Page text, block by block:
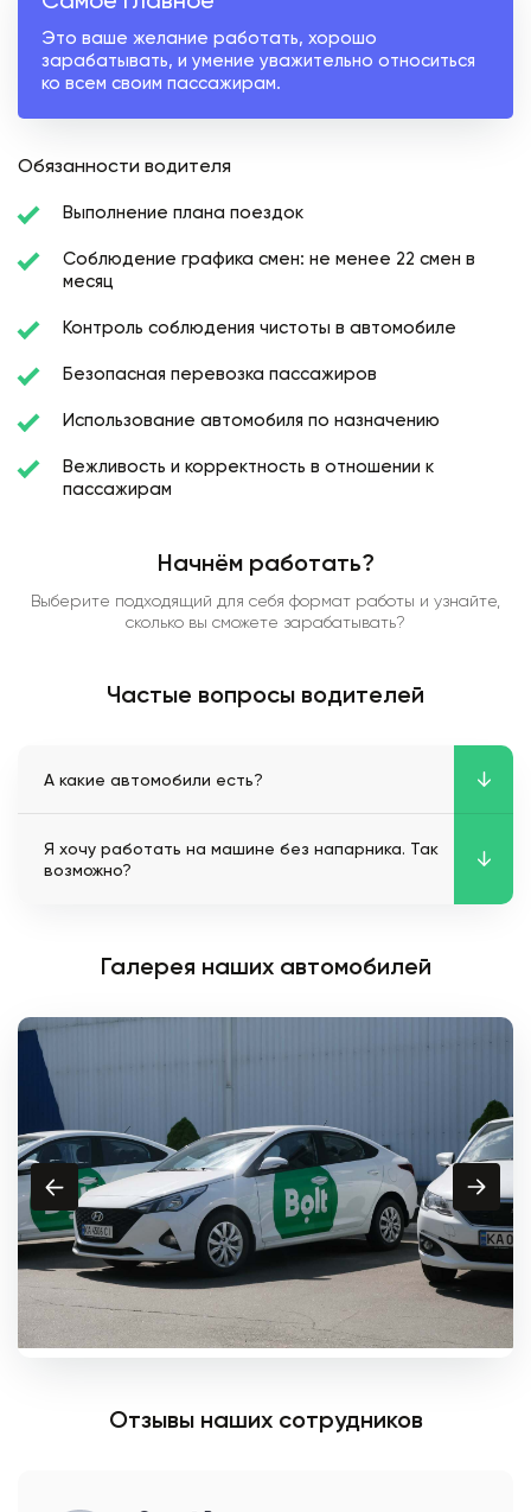
Это ваше желание работать, хорошо
зарабатывать, и умение уважительно относиться
ко всем своим пассажирам.
Обязанности водителя
Выполнение плана поездок
Соблюдение графика смен: не менее 22 смен в
месяц
Контроль соблюдения чистоты в автомобиле
Безопасная перевозка пассажиров
Использование автомобиля по назначению
Вежливость и корректность в отношении к
пассажирам
Начнём работать?
Выберите подходящий для себя формат работы и узнайте,
сколько вы сможете зарабатывать?
Частые вопросы водителей
А какие автомобили есть?
Я хочу работать на машине без напарника. Так
возможно?
Галерея наших автомобилей
Отзывы наших сотрудников